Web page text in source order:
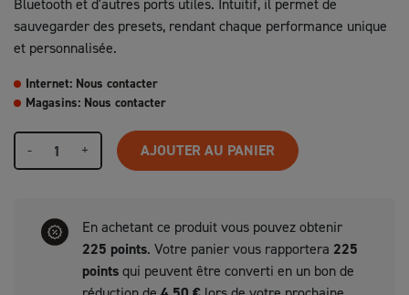
Bluetooth et d'autres ports utiles. Intuitif, il permet de
sauvegarder des presets, rendant chaque performance unique
et personnalisée.
Internet: Nous contacter
Magasins: Nous contacter
- + AJOUTER AU PANIER
En achetant ce produit vous pouvez obtenir
225 points. Votre panier vous rapportera 225
pointsqui peuvent être converti en un bon de